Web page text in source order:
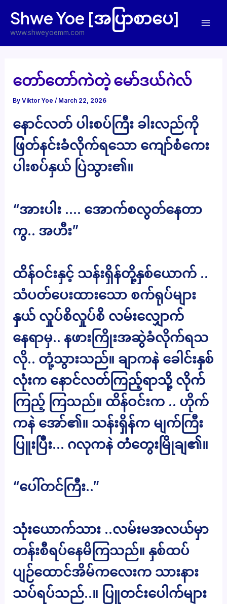
content
Shwe Yoe [အပြာစာပေ]
www.shweyoemm.com
တော်တော်ကဲတဲ့ မော်ဒယ်ဂဲလ်
ByViktor Yoe/ March 22, 2026
နောင်လတ် ပါးစပ်ကြီး ခါးလည်ကို
ဖြတ်နင်းခံလိုက်ရသော ကျော်စံကေး
ပါးစပ်နှယ် ပြဲသွား၏။
“အားပါး …. အောက်စလွတ်နေတာ
ကွ.. အဟီး”
ထိန်ဝင်းနှင့် သန်းရှိန်တို့နှစ်ယောက် ..
သံပတ်ပေးထားသော စက်ရုပ်များ
နှယ် လှုပ်စိလှုပ်စိ လမ်းလျှောက်
နေရာမှ.. နဖားကြိုးအဆွဲခံလိုက်ရသ
လို.. တုံ့သွားသည်။ ချာကနဲ ခေါင်းနှစ်
လုံးက နောင်လတ်ကြည့်ရာသို့ လိုက်
ကြည့် ကြသည်။ ထိန်ဝင်းက .. ဟိုက်
ကနဲ အော်၏။ သန်းရှိန်က မျက်ကြီး
ပြူးပြီး… ဂလုကနဲ တံတွေးမြိုချ၏။
“ပေါ်တင်ကြီး..”
သုံးယောက်သား ..လမ်းမအလယ်မှာ
တန်းစီရပ်နေမိကြသည်။ နှစ်ထပ်
ပျဉ်ထောင်အိမ်ကလေးက သားနား
သပ်ရပ်သည်..။ ပြူတင်းပေါက်များ